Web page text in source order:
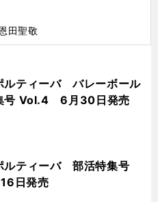
田聖敬
ルティーバ バレーボール
号 Vol.4 6月30日発売
ルティーバ 部活特集号
日発売